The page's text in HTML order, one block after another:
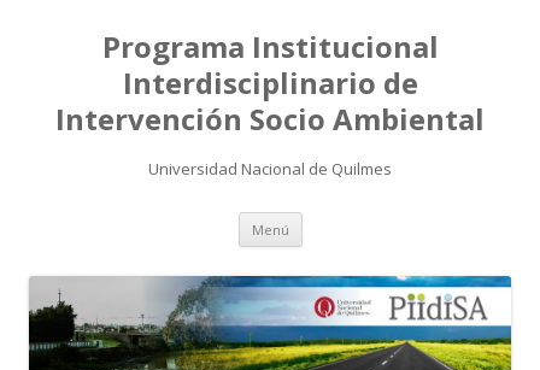
Programa Institucional
Interdisciplinario de
Intervención Socio Ambiental
Universidad Nacional de Quilmes
Menú Saltar
contenido